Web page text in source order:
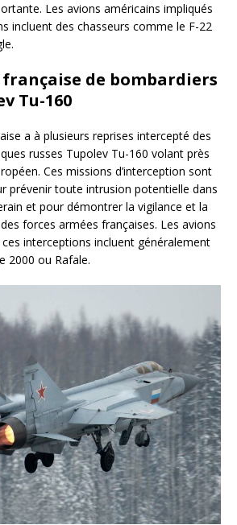
Les avions américains impliqués
incluent des chasseurs comme le F-22
de bombardiers
Tu-160
a à plusieurs reprises intercepté des
russes Tupolev Tu-160 volant près
Ces missions d’interception sont
prévenir toute intrusion potentielle dans
et pour démontrer la vigilance et la
forces armées françaises. Les avions
interceptions incluent généralement
2000 ou Rafale.